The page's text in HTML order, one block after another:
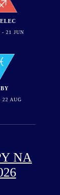
- 21 JUN
22 AUG
NA